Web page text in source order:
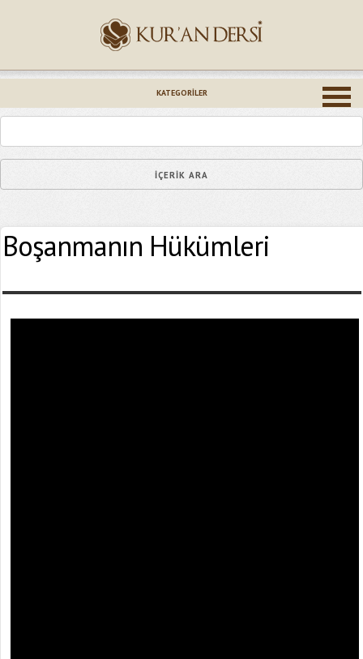
KATEGORILER
Boşanmanın Hükümleri
Epostanız (*)